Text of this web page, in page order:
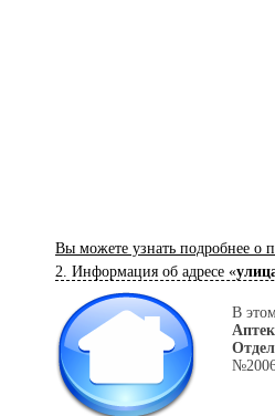
Вы можете узнать подробнее о
2. Информация об адресе «
В